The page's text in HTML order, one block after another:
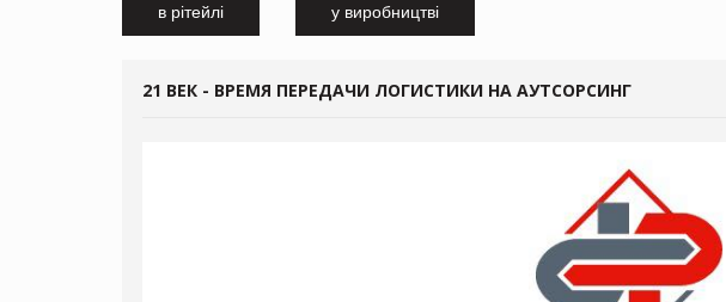
в рітейлі у виробництві
21 ВЕК - ВРЕМЯ ПЕРЕДАЧИ ЛОГИСТИКИ НА АУТСОРСИНГ